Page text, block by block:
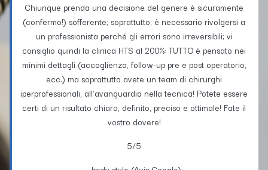
Chiunque prenda una decisione del genere è sicuramente
(confermo!) sofferente; soprattutto, è necessario rivolgersi a
un professionista perché gli errori sono irreversibili; vi
consiglio quindi la clinica HTS al 200%: TUTTO è pensato nei
minimi dettagli (accoglienza, follow-up pre e post operatorio,
ecc.) ma soprattutto avete un team di chirurghi
iperprofessionali, all'avanguardia nella tecnica! Potete essere
certi di un risultato chiaro, definito, preciso e ottimale! Fate il
vostro dovere!
5/5